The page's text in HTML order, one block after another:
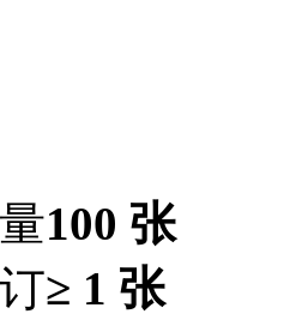
100 张
≥ 1 张